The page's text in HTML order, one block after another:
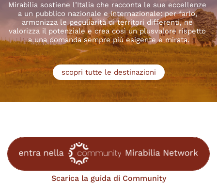
Mirabilia sostiene l’Italia che racconta le sue eccellenze
a un pubblico nazionale e internazionale: per farlo,
armonizza le peculiarità di territori differenti, ne
valorizza il potenziale e crea così un plusvalore rispetto
a una domanda sempre più esigente e mirata.
scopri tutte le destinazioni
Scarica la guida di Community